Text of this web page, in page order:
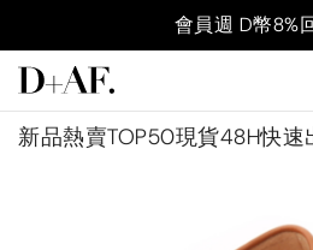
會員週 D幣8%
新品熱賣TOP50現貨48H快速